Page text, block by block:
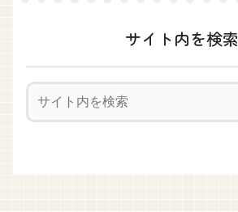
サイト内を検索